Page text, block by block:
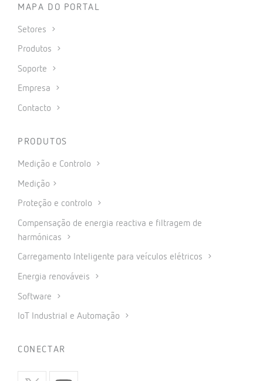
MAPA DO PORTAL
Setores
Produtos
Soporte
Empresa
Contacto
PRODUTOS
Medição e Controlo
Medição
Proteção e controlo
Compensação de energia reactiva e filtragem de
harmónicas
Carregamento Inteligente para veículos elétricos
Energia renováveis
Software
IoT Industrial e Automação
CONECTAR